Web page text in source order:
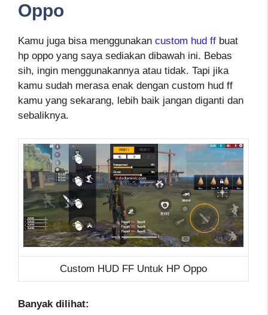
Oppo
Kamu juga bisa menggunakan custom hud ff buat
hp oppo yang saya sediakan dibawah ini. Bebas
sih, ingin menggunakannya atau tidak. Tapi jika
kamu sudah merasa enak dengan custom hud ff
kamu yang sekarang, lebih baik jangan diganti dan
sebaliknya.
Custom HUD FF Untuk HP Oppo
Banyak dilihat: